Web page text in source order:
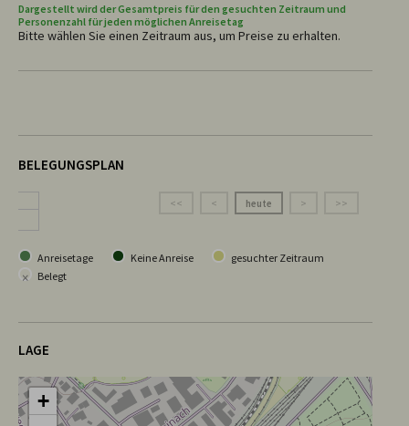
Dargestellt wird der Gesamtpreis für den gesuchten Zeitraum und
Personenzahl für jeden möglichen Anreisetag
Bitte wählen Sie einen Zeitraum aus, um Preise zu erhalten.
BELEGUNGSPLAN
<< < heute > >>
Anreisetage Keine Anreise gesuchter Zeitraum
× Belegt
LAGE
+